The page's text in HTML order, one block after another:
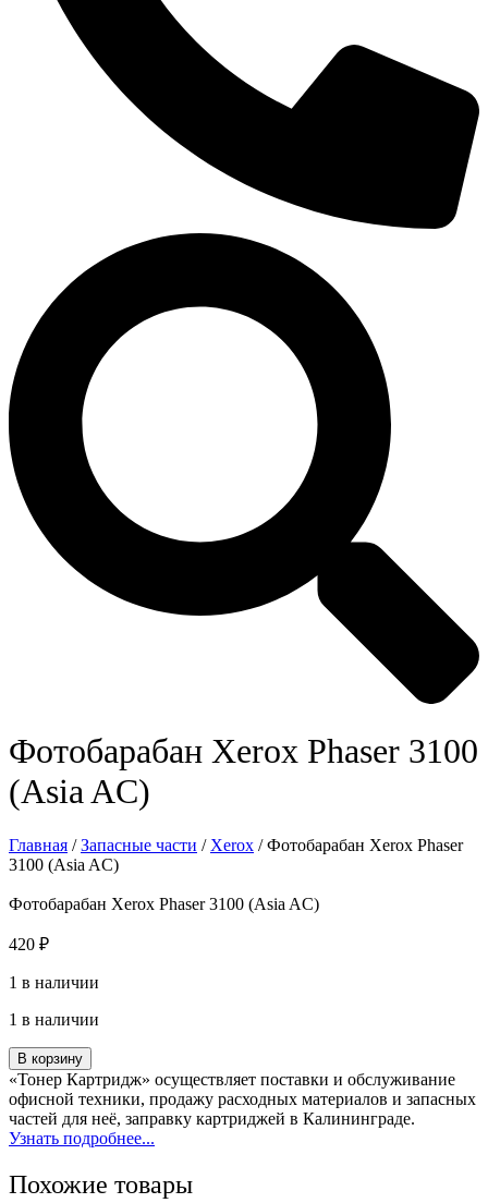
Фотобарабан Xerox Phaser 3100
(Asia AC)
Главная /Запасные части / Xerox / Фотобарабан Xerox Phaser
3100 (Asia AC)
Фотобарабан Xerox Phaser 3100 (Asia AC)
420 ₽
1 в наличии
1 в наличии
Количество
товара
Фотобарабан
Xerox
Phaser
(Asia
AC)
В корзину
«Тонер Картридж» осуществляет поставки и обслуживание
офисной техники, продажу расходных материалов и запасных
частей для неё, заправку картриджей в Калининграде.
Узнать подробнее...
Похожие товары